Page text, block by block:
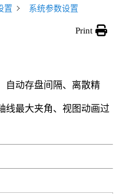
置 系统参数设置
Print
自动存盘间隔、离散精
线最大夹角、视图动画过